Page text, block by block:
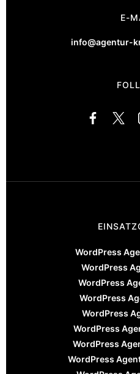
E-
info@agentur-
WordPress
WordPress
WordPress
WordPress
WordPress
WordPress
WordPress
WordPress